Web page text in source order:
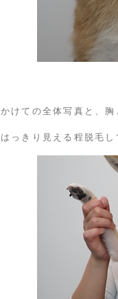
けての全体写真と、胸
っきり見える程脱毛